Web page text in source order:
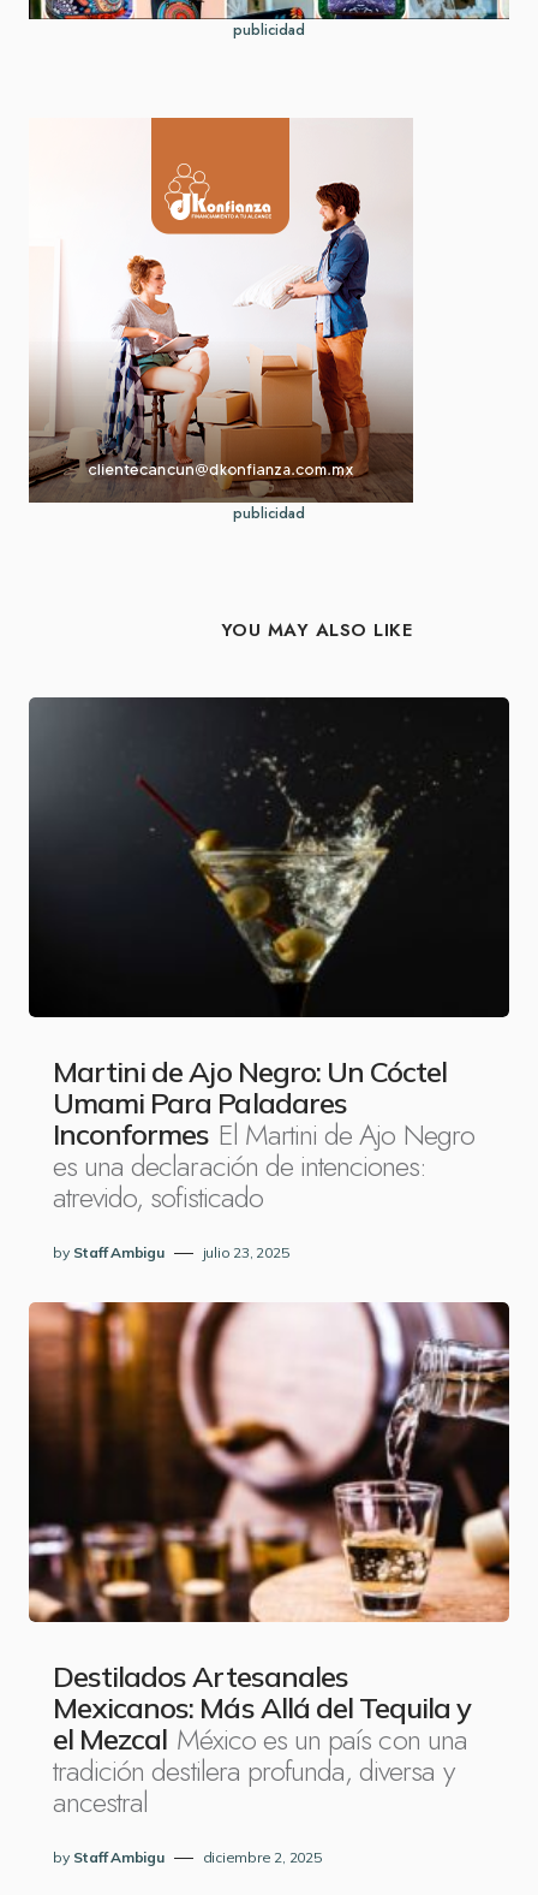
publicidad
publicidad
YOU MAY ALSO LIKE
Martini de Ajo Negro: Un Cóctel
Umami Para Paladares
Inconformes El Martini de Ajo Negro
es una declaración de intenciones:
atrevido, sofisticado
by Staff Ambigu julio 23, 2025
Destilados Artesanales
Mexicanos: Más Allá del Tequila y
el Mezcal México es un país con una
tradición destilera profunda, diversa y
ancestral
by Staff Ambigu diciembre 2, 2025